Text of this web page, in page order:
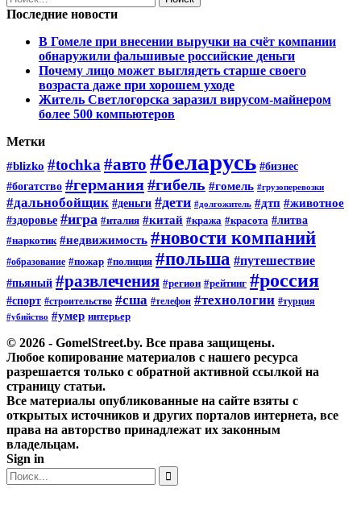
Последние новости
В Гомеле при внесении выручки на счёт компании
обнаружили фальшивые российские деньги
Почему лицо может выглядеть старше своего
возраста даже при хорошем уходе
Житель Светлогорска заразил вирусом-майнером
более 500 компьютеров
Метки
#blizko #tochka #авто #беларусь #бизнес
#богатство #германия#гибель #гомель #грузоперевозки
#дальнобойщик #деньги #дети #долгожитель #дтп #животное
#здоровье #игра #италия #китай #кража #красота #литва
#наркотик #недвижимость #новости компаний
#образование #пожар #полиция #польша #путешествие
#пьяный #развлечения #регион #рейтинг #россия
#спорт #строительство #сша #телефон #технологии #турция
#убийство #умер интерьер
© 2026 - GomelStreet.by. Все права защищены.
Любое копирование материалов с нашего ресурса
разрешается только с обратной активной ссылкой на
страницу статьи.
Все материалы опубликованные на сайте взяты с
открытых источников и других порталов интернета, все
права на авторство принадлежат их законным
владельцам.
Sign in